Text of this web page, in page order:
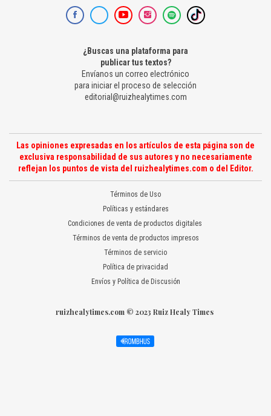
¿Buscas una plataforma para
publicar tus textos?
Envíanos un correo electrónico
para iniciar el proceso de selección
editorial@ruizhealytimes.com
Las opiniones expresadas en los artículos de esta página son de
exclusiva responsabilidad de sus autores y no necesariamente
reflejan los puntos de vista del ruizhealytimes.com o del Editor.
Términos de Uso
Políticas y estándares
Condiciones de venta de productos digitales
Términos de venta de productos impresos
Términos de servicio
Política de privacidad
Envíos y Política de Discusión
ruizhealytimes.com © 2023 Ruiz Healy Times